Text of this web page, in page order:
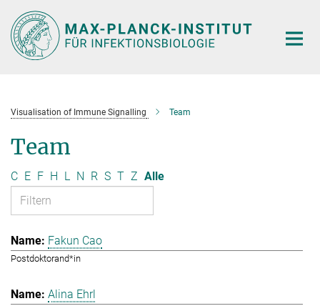
Hauptinhalt
Visualisation of Immune Signalling Team
Team
C E F H L N R S T Z Alle
Fakun Cao
Postdoktorand*in
Alina Ehrl